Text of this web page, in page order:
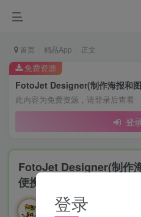
首页 精品App 正文
FotoJet Designer(制作海报和
此内容为免费资源，请登录后查看
登
免费资源
FotoJet Designer(制作
便携版
勇敢的大野狼
登录